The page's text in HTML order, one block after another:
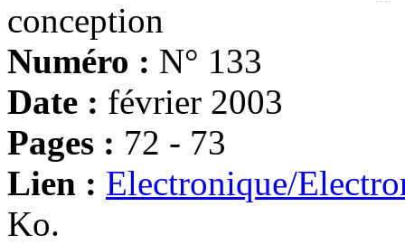
conception
Numéro : N° 133
Date : février 2003
Pages : 72 - 73
Lien : Electronique/
Ko.